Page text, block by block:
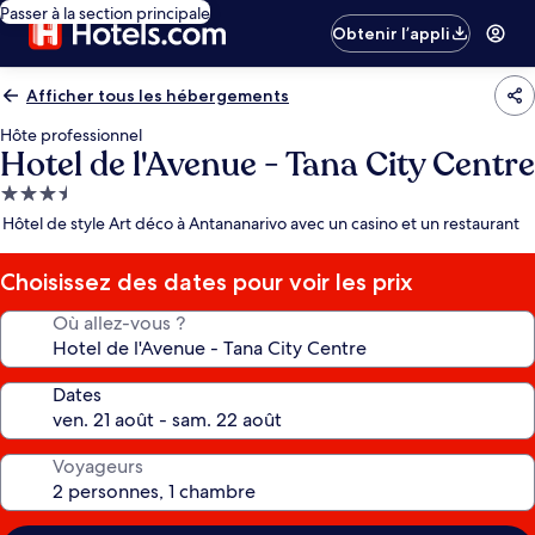
Passer à la section principale
Obtenir l’appli
Afficher tous les hébergements
Hôte professionnel
Hotel de l'Avenue - Tana City Centre
Hébergement
3.5 étoiles
Hôtel de style Art déco à Antananarivo avec un casino et un restaurant
Choisissez des dates pour voir les prix
Où allez-vous ?
Dates
Voyageurs